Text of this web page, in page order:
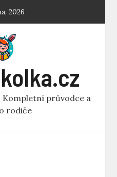
2026
Kompletní průvodce a
rodiče